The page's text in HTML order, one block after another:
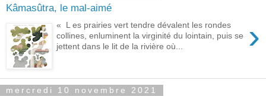
Kâmasûtra, le mal-aimé
›
« L es prairies vert tendre dévalent les rondes
collines, enluminent la virginité du lointain, puis se
jettent dans le lit de la rivière où...
mercredi 10 novembre 2021